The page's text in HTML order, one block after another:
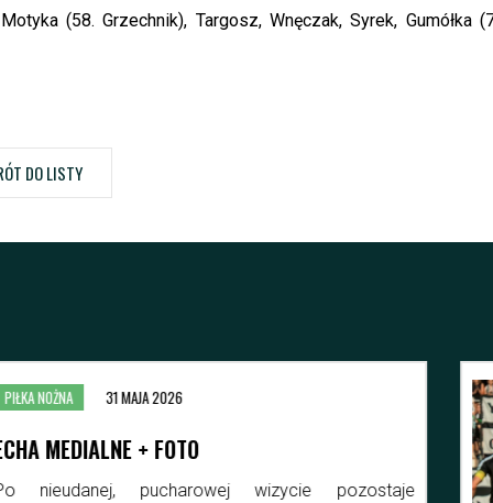
(58. Grzechnik), Targosz, Wnęczak, Syrek, Gumółka
DO LISTY
wizycie pozostaje